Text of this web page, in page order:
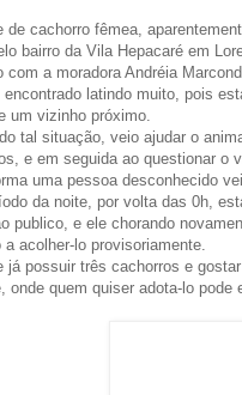
de cachorro fêmea,
bairro da Vila Hepacaré em
com a moradora Andréia
encontrado latindo muito, pois
um vizinho próximo.
tal situação, veio ajudar o
e em seguida ao questionar o
uma pessoa desconhecido
da noite, por volta das 0h,
publico, e ele chorando
acolher-lo provisoriamente.
já possuir três cachorros e
onde quem quiser adota-lo pode